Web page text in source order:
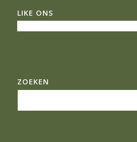
LIKE ONS
ZOEKEN